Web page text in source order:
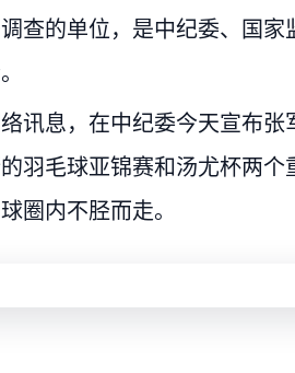
查的单位，是中纪委、国
讯息，在中纪委今天宣布
羽毛球亚锦赛和汤尤杯两
圈内不胫而走。